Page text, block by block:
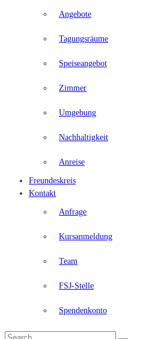
Angebote
Tagungsräume
Speiseangebot
Zimmer
Umgebung
Nachhaltigkeit
Anreise
Freundeskreis
Kontakt
Anfrage
Kursanmeldung
Team
FSJ-Stelle
Spendenkonto